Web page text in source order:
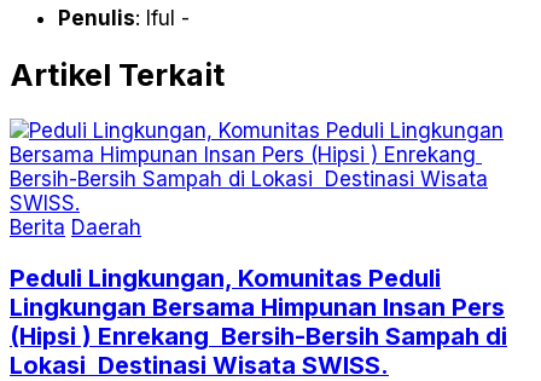
Penulis: Iful -
Artikel Terkait
Berita Daerah
Peduli Lingkungan, Komunitas Peduli
Lingkungan Bersama Himpunan Insan Pers
(Hipsi ) Enrekang Bersih-Bersih Sampah di
Lokasi Destinasi Wisata SWISS.